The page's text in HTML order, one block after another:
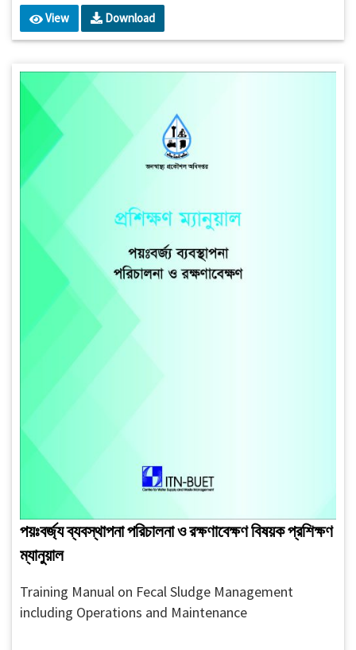
View Download
পয়ঃবর্জ্য ব্যবস্থাপনা পরিচালনা ও রক্ষণাবেক্ষণ বিষয়ক প্রশিক্ষণ
ম্যানুয়াল
Training Manual on Fecal Sludge Management
including Operations and Maintenance